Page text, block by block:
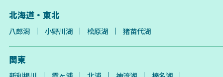
北海道・東北
八郎潟 小野川湖 桧原湖 猪苗代湖
関東